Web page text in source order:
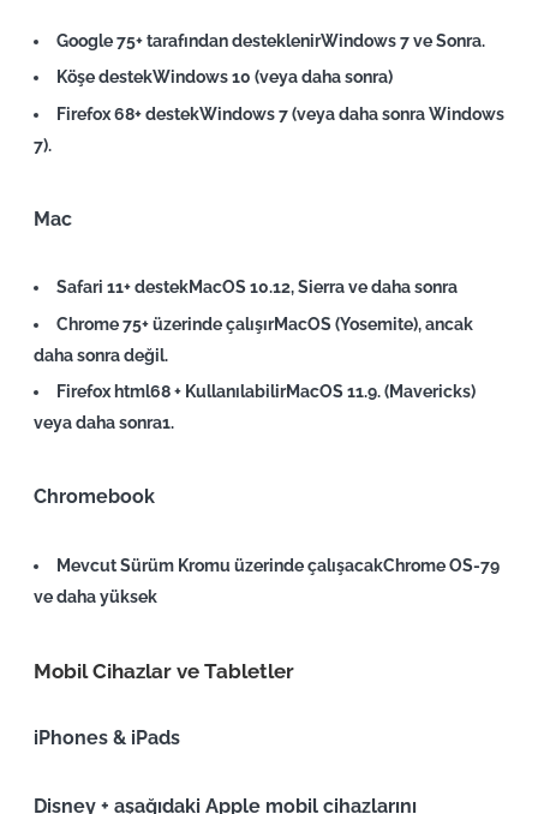
Google 75+tarafından desteklenirWindows 7 ve Sonra.
KöşedestekWindows 10 (veya daha sonra)
Firefox 68+destekWindows 7 (veya daha sonraWindows
7).
Mac
Safari 11+destekMacOS 10.12, Sierra ve daha sonra
Chrome 75+üzerinde çalışırMacOS (Yosemite), ancak
daha sonra değil.
Firefox html68 +KullanılabilirMacOS 11.9. (Mavericks)
veya daha sonra1.
Chromebook
Mevcut Sürüm Kromu üzerinde çalışacakChrome OS-79
ve daha yüksek
Mobil Cihazlar ve Tabletler
iPhones & iPads
Disney + aşağıdaki Apple mobil cihazlarını